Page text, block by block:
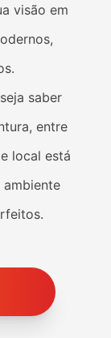
visão em
saber
entre
local está